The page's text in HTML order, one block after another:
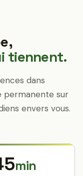
tiennent.
dans
permanente sur
envers vous.
min